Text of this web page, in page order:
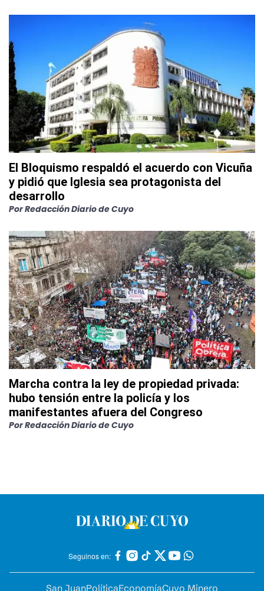
El Bloquismo respaldó el acuerdo con Vicuña
y pidió que Iglesia sea protagonista del
desarrollo
PorRedacción Diario de Cuyo
Marcha contra la ley de propiedad privada:
hubo tensión entre la policía y los
manifestantes afuera del Congreso
PorRedacción Diario de Cuyo
Seguinos en:
San JuanPolíticaEconomíaCuyo Minero